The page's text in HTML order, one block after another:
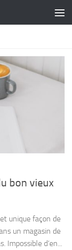
bon vieux
unique façon de
un magasin de
Impossible d’en...